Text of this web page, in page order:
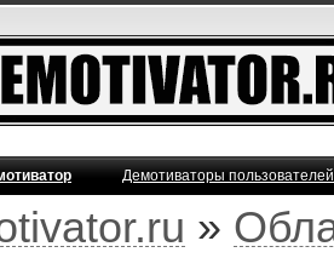
Демотиваторы
»